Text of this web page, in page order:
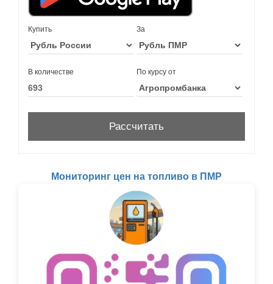
Купить За
В количестве По курсу от
Мониторинг цен на топливо в ПМР